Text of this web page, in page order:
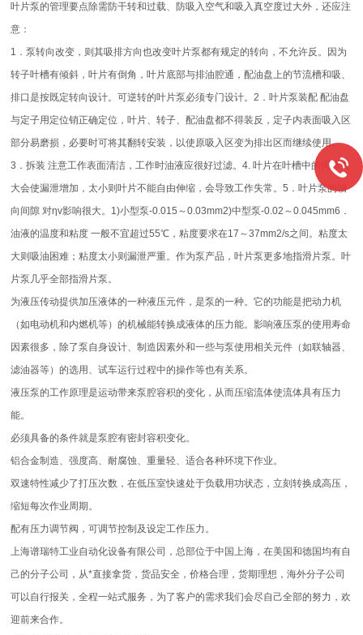
叶片泵的管理要点除需防干转和过载、防吸入空气和吸入真空度过大外，还应注
意：
1．泵转向改变，则其吸排方向也改变叶片泵都有规定的转向，不允许反。因为
转子叶槽有倾斜，叶片有倒角，叶片底部与排油腔通，配油盘上的节流槽和吸、
排口是按既定转向设计。可逆转的叶片泵必须专门设计。2．叶片泵装配 配油盘
与定子用定位销正确定位，叶片、转子、配油盘都不得装反，定子内表面吸入区
部分易磨损，必要时可将其翻转安装，以使原吸入区变为排出区而继续使用。
3．拆装 注意工作表面清洁，工作时油液应很好过滤。4. 叶片在叶槽中的间隙太
大会使漏泄增加，太小则叶片不能自由伸缩，会导致工作失常。5．叶片泵的轴
向间隙 对ηv影响很大。1)小型泵-0.015～0.03mm2)中型泵-0.02～0.045mm6．
油液的温度和粘度 一般不宜超过55℃，粘度要求在17～37mm2/s之间。粘度太
大则吸油困难；粘度太小则漏泄严重。作为泵产品，叶片泵更多地指滑片泵。叶
片泵几乎全部指滑片泵。
为液压传动提供加压液体的一种液压元件，是泵的一种。它的功能是把动力机
（如电动机和内燃机等）的机械能转换成液体的压力能。影响液压泵的使用寿命
因素很多，除了泵自身设计、制造因素外和一些与泵使用相关元件（如联轴器、
滤油器等）的选用、试车运行过程中的操作等也有关系。
液压泵的工作原理是运动带来泵腔容积的变化，从而压缩流体使流体具有压力
能。
必须具备的条件就是泵腔有密封容积变化。
铝合金制造、强度高、耐腐蚀、重量轻、适合各种环境下作业。
双速特性减少了打压次数，在低压室快速处于负载用功状态，立刻转换成高压，
缩短每次作业周期。
配有压力调节阀，可调节控制及设定工作压力。
上海谱瑞特工业自动化设备有限公司，总部位于中国上海，在美国和德国均有自
己的分子公司，从*直接拿货，货品安全，价格合理，货期理想，海外分子公司
可以自行报关，全程一站式服务，为了客户的需求我们会尽自己全部的努力，欢
迎前来合作。